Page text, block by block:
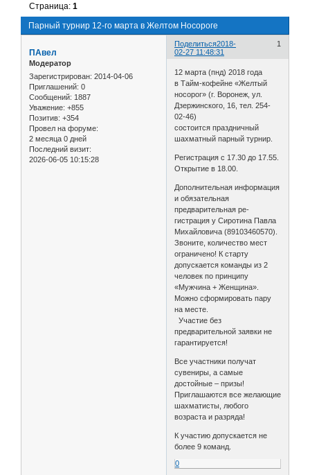
Парный турнир 12-го марта в Желтом Носороге
Страница:1
Поделиться 1
2018-
02-27 11:48:31
ПАвел
Модератор
Зарегистрирован: 2014-04-06
Приглашений: 0
Сообщений: 1887
Уважение: +855
Позитив: +354
Провел на форуме:
2 месяца 0 дней
Последний визит:
2026-06-05 10:15:28
12 марта (пнд) 2018 года
в Тайм-кофейне «Желтый
носорог» (г. Воронеж, ул.
Дзержинского, 16, тел. 254-
02-46)
состоится праздничный
шахматный парный турнир.
Регистрация с 17.30 до 17.55.
Открытие в 18.00.
Дополнительная информация
и обязательная
предварительная ре-
гистрация у Сиротина Павла
Михайловича (89103460570).
Звоните, количество мест
ограничено! К старту
допускается команды из 2
человек по принципу
«Мужчина + Женщина».
Можно сформировать пару
на месте.
Участие без
предварительной заявки не
гарантируется!
Все участники получат
сувениры, а самые
достойные – призы!
Приглашаются все желающие
шахматисты, любого
возраста и разряда!
К участию допускается не
более 9 команд.
0